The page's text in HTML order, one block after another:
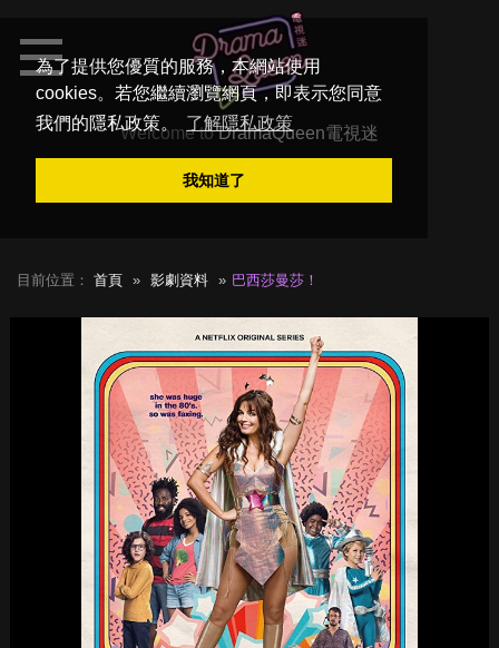
為了提供您優質的服務，本網站使用
cookies。若您繼續瀏覽網頁，即表示您同意
我們的隱私政策。
了解隱私政策
我知道了
Welcome toDramaQueen電視迷
目前位置： 首頁 影劇資料 巴西莎曼莎！